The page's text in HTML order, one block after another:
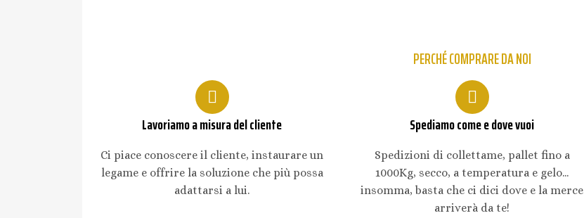
PERCHÉ COMPRARE DA NOI
Lavoriamo a misura del cliente
Ci piace conoscere il cliente, instaurare un
legame e offrire la soluzione che più possa
adattarsi a lui.
Spediamo come e dove vuoi
Spedizioni di collettame, pallet fino a
1000Kg, secco, a temperatura e gelo...
insomma, basta che ci dici dove e la merce
arriverà da te!